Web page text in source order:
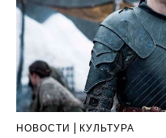
НОВОСТИ КУЛЬТУРА